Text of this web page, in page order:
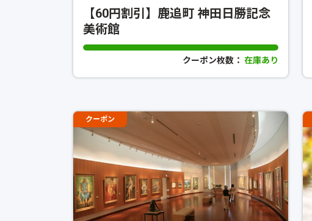
【60円割引】鹿追町 神田日勝記念
美術館
クーポン枚数： 在庫あり
クーポン